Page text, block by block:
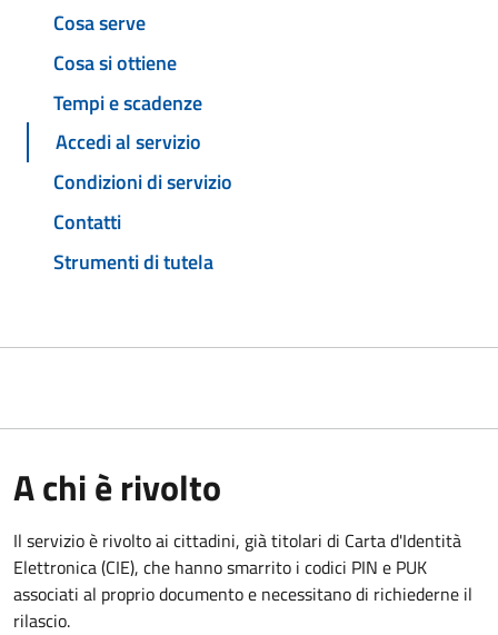
Cosa serve
Cosa si ottiene
Tempi e scadenze
Accedi al servizio
Condizioni di servizio
Contatti
Strumenti di tutela
A chi è rivolto
Il servizio è rivolto ai cittadini, già titolari di Carta d'Identità
Elettronica (CIE), che hanno smarrito i codici PIN e PUK
associati al proprio documento e necessitano di richiederne il
rilascio.